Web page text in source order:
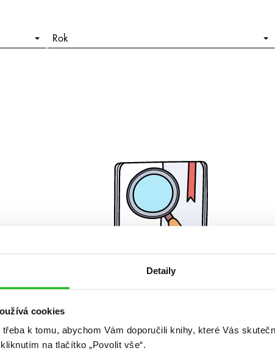
Detaily
cookies
k tomu, abychom Vám doporučili knihy, které Vás
na tlačítko „Povolit vše“.
Rok